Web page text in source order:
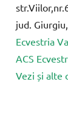
jud.
Ecvestria
ACS
Vezi și alte